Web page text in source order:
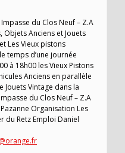
du Clos Neuf – Z.A
Objets Anciens et Jouets
Les Vieux pistons
temps d’une journée
à 18h00 les Vieux Pistons
Anciens en parallèle
Jouets Vintage dans la
du Clos Neuf – Z.A
Organisation Les
du Retz Emploi Daniel